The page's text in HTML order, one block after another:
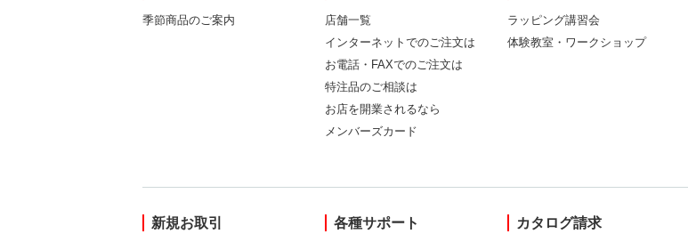
季節商品のご案内
店舗一覧
インターネットでのご注文は
お電話・FAXでのご注文は
特注品のご相談は
お店を開業されるなら
メンバーズカード
ラッピング講習会
体験教室・ワークショップ
新規お取引 各種サポート カタログ請求